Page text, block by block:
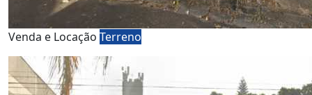
Venda e Locação Terreno